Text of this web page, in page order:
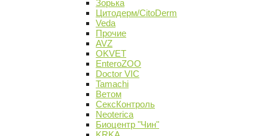
Зорька
Цитодерм/CitoDerm
Veda
Прочие
AVZ
OKVET
EnteroZOO
Doctor VIC
Tamachi
Ветом
СексКонтроль
Neoterica
Биоцентр "Чин"